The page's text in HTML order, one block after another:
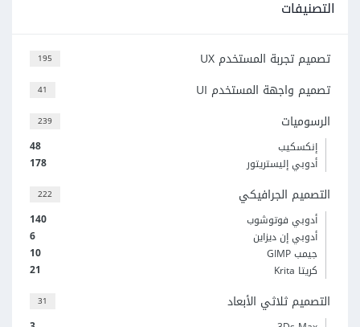
التصنيفات
195 تصميم تجربة المستخدم UX
41 تصميم واجهة المستخدم UI
239 الرسوميات
48
إنكسكيب
178
أدوبي إليستريتور
222 التصميم الجرافيكي
140
أدوبي فوتوشوب
6
أدوبي إن ديزاين
10
جيمب GIMP
21
كريتا Krita
31 التصميم ثلاثي الأبعاد